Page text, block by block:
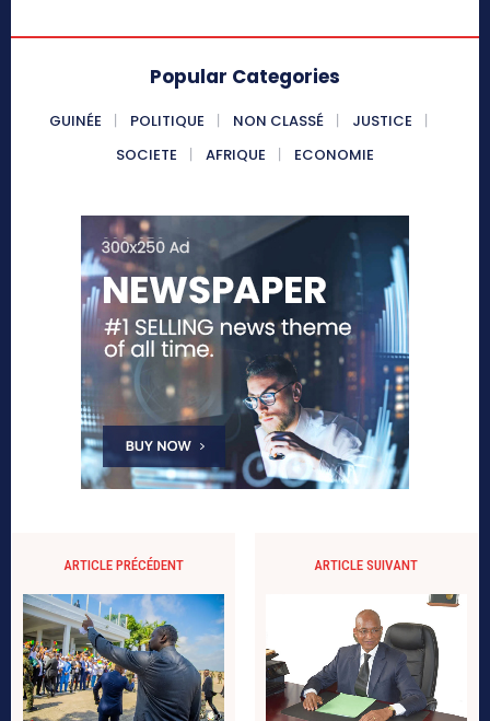
Popular Categories
GUINÉE POLITIQUE NON CLASSÉ
JUSTICE
SOCIETE
AFRIQUE ECONOMIE
ARTICLE PRÉCÉDENT ARTICLE SUIVANT